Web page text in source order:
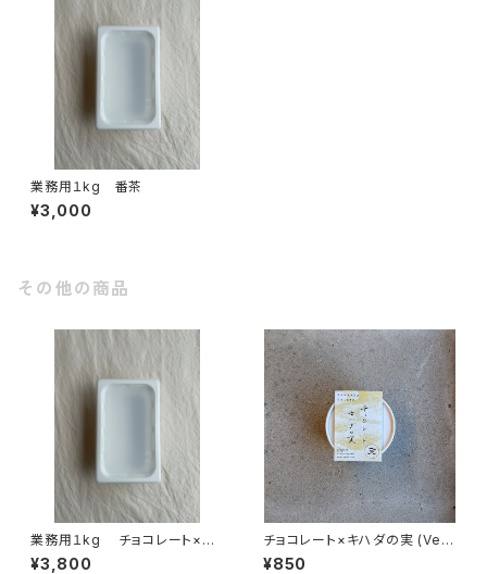
業務用１kg 番茶
¥3,000
その他の商品
業務用１kg チョコレート×キ
ハダの実
¥3,800
チョコレート×キハダの実 (Veg
an) カップジェラート
¥850